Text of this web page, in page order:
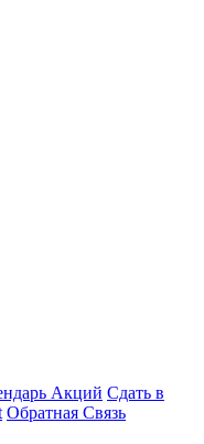
Акций Сдать в
Обратная Связь